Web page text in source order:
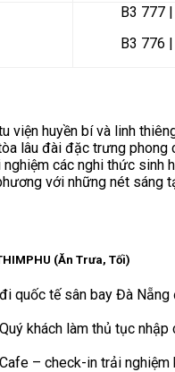
B3 777
B3 776
viện huyền bí và linh
lâu đài đặc trưng phong
các nghi thức sinh
với những nét sáng
(Ăn Trưa, Tối)
quốc tế sân bay Đà
khách làm thủ tục
– check-in trải